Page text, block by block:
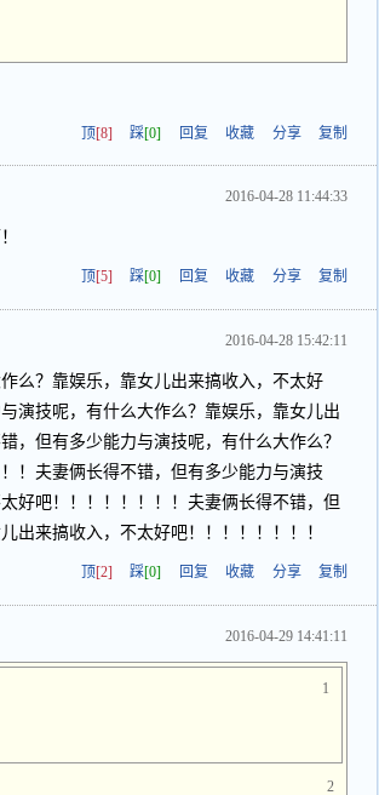
顶[8] 踩[0] 回复 收藏 分享 复制
2016-04-28 11:44:33
顶[5] 踩[0] 回复 收藏 分享 复制
2016-04-28 15:42:11
么？靠娱乐，靠女儿出来搞收入，不太好
演技呢，有什么大作么？靠娱乐，靠女儿出
，但有多少能力与演技呢，有什么大作么？
！夫妻俩长得不错，但有多少能力与演技
好吧！！！！！！！！夫妻俩长得不错，但
出来搞收入，不太好吧！！！！！！！！
顶[2] 踩[0] 回复 收藏 分享 复制
2016-04-29 14:41:11
1
2